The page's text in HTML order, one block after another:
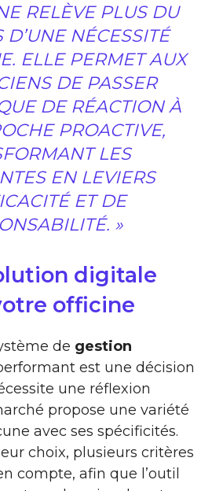
RELÈVE PLUS DU
D’UNE NÉCESSITÉ
ELLE PERMET AUX
DE PASSER
DE RÉACTION À
PROACTIVE,
LES
EN LEVIERS
ET DE
»
digitale
officine
de gestion
est une décision
une réflexion
propose une variété
avec ses spécificités.
choix, plusieurs critères
compte, afin que l’outil